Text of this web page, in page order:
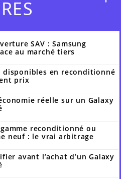
SAV : Samsung
au marché tiers
disponibles en reconditionné
prix
réelle sur un Galaxy
reconditionné ou
neuf : le vrai arbitrage
avant l’achat d’un Galaxy